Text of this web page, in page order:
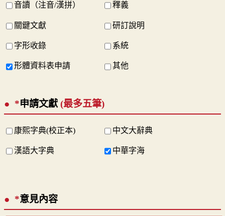
音讀（注音/漢拼） 釋義
關鍵文獻 研訂說明
字形收錄 系統
形體資料表申請 其他
*申請文獻 (最多五筆)
康熙字典(校正本) 中文大辭典
漢語大字典 中華字海
*意見內容